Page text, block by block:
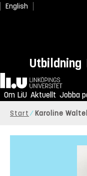
English
Utbildning
Hem
Om LiU Aktuellt Jobba
Start Karoline